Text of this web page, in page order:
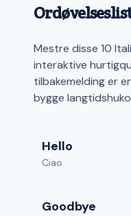
Mestre disse 10
interaktive
tilbakemelding er
bygge
Hello
Ciao
Goodbye